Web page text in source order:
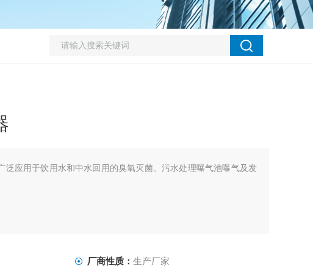
泛应用于饮用水和中水回用的臭氧灭菌、污水处理曝气池曝气及发
厂商性质： 生产厂家